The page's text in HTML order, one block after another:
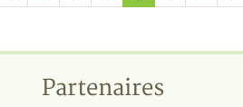
Partenaires